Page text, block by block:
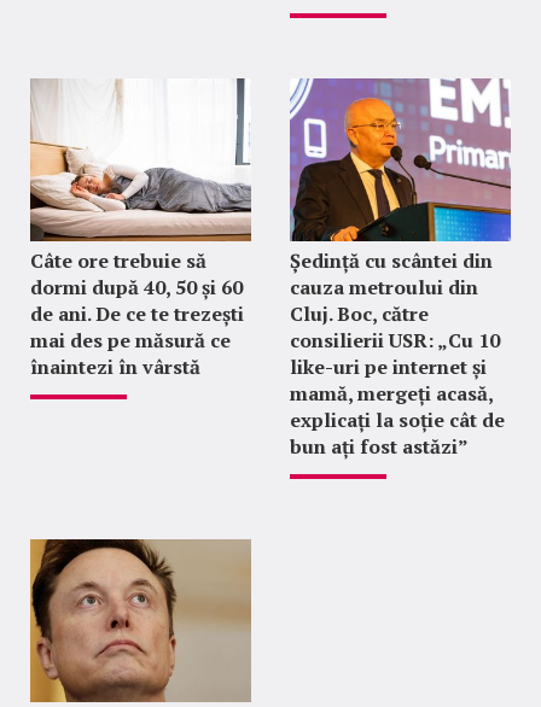
Câte ore trebuie să
dormi după 40, 50 și 60
de ani. De ce te trezești
mai des pe măsură ce
înaintezi în vârstă
Ședință cu scântei din
cauza metroului din
Cluj. Boc, către
consilierii USR: „Cu 10
like-uri pe internet și
mamă, mergeți acasă,
explicați la soție cât de
bun ați fost astăzi”